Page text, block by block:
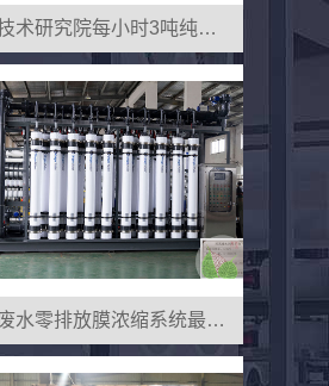
技术研究院每小时3吨纯水设备安装
废水零排放膜浓缩系统最高回收率可达